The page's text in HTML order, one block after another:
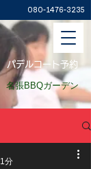
パデルコート予約
名張BBQガーデン
080-1476-3235
分